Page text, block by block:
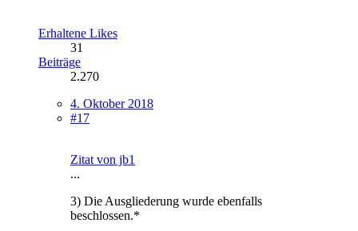
Erhaltene Likes
31
Beiträge
2.270
4. Oktober 2018
#17
Zitat von jb1
...
3) Die Ausgliederung wurde ebenfalls
beschlossen.*